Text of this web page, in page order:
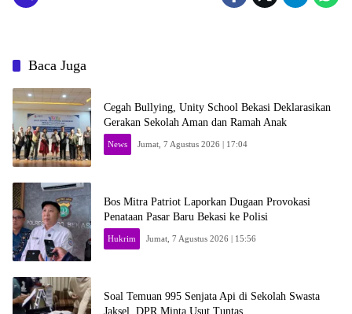
Baca Juga
Cegah Bullying, Unity School Bekasi Deklarasikan
Gerakan Sekolah Aman dan Ramah Anak
News Jumat, 7 Agustus 2026 | 17:04
Bos Mitra Patriot Laporkan Dugaan Provokasi
Penataan Pasar Baru Bekasi ke Polisi
Hukrim Jumat, 7 Agustus 2026 | 15:56
Soal Temuan 995 Senjata Api di Sekolah Swasta
Jaksel, DPR Minta Usut Tuntas